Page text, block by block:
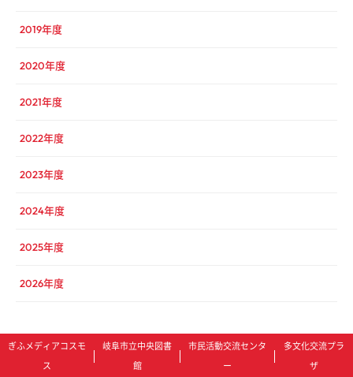
2019年度
2020年度
2021年度
2022年度
2023年度
2024年度
2025年度
2026年度
ぎふメディアコスモ
ス
岐阜市立中央図書
館
市民活動交流センタ
ー
多文化交流プラ
ザ